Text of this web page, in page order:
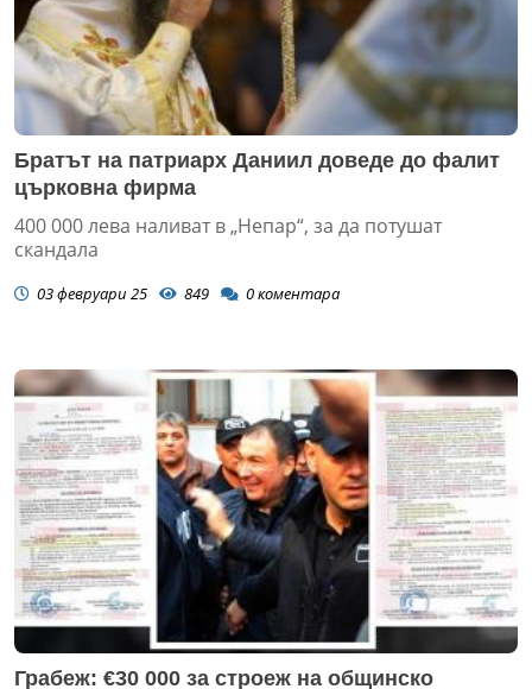
Братът на патриарх Даниил доведе до фалит
църковна фирма
400 000 лева наливат в „Непар“, за да потушат
скандала
03 февруари 25 849 0коментара
Грабеж: €30 000 за строеж на общинско